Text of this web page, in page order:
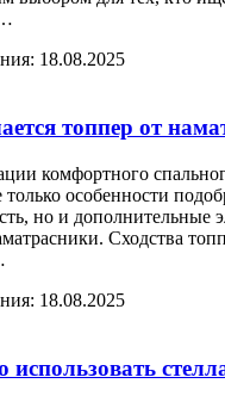
18.08.2025
топпер от
комфортного
особенности
но и дополнительные
Сходства
18.08.2025